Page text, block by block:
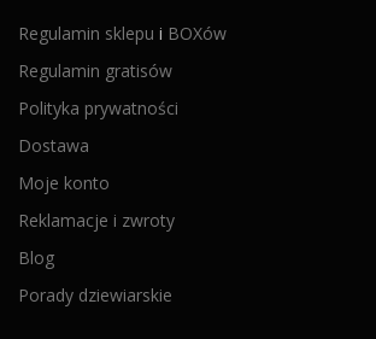
Regulamin sklepu i BOXów
Regulamin gratisów
Polityka prywatności
Dostawa
Moje konto
Reklamacje i zwroty
Blog
Porady dziewiarskie